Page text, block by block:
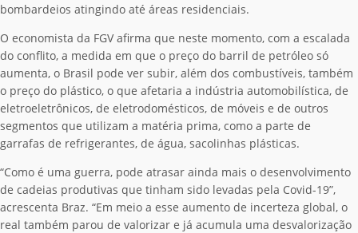
bombardeios atingindo até áreas residenciais.
O economista da FGV afirma que neste momento, com a escalada
do conflito, a medida em que o preço do barril de petróleo só
aumenta, o Brasil pode ver subir, além dos combustíveis, também
o preço do plástico, o que afetaria a indústria automobilística, de
eletroeletrônicos, de eletrodomésticos, de móveis e de outros
segmentos que utilizam a matéria prima, como a parte de
garrafas de refrigerantes, de água, sacolinhas plásticas.
“Como é uma guerra, pode atrasar ainda mais o desenvolvimento
de cadeias produtivas que tinham sido levadas pela Covid-19”,
acrescenta Braz. “Em meio a esse aumento de incerteza global, o
real também parou de valorizar e já acumula uma desvalorização